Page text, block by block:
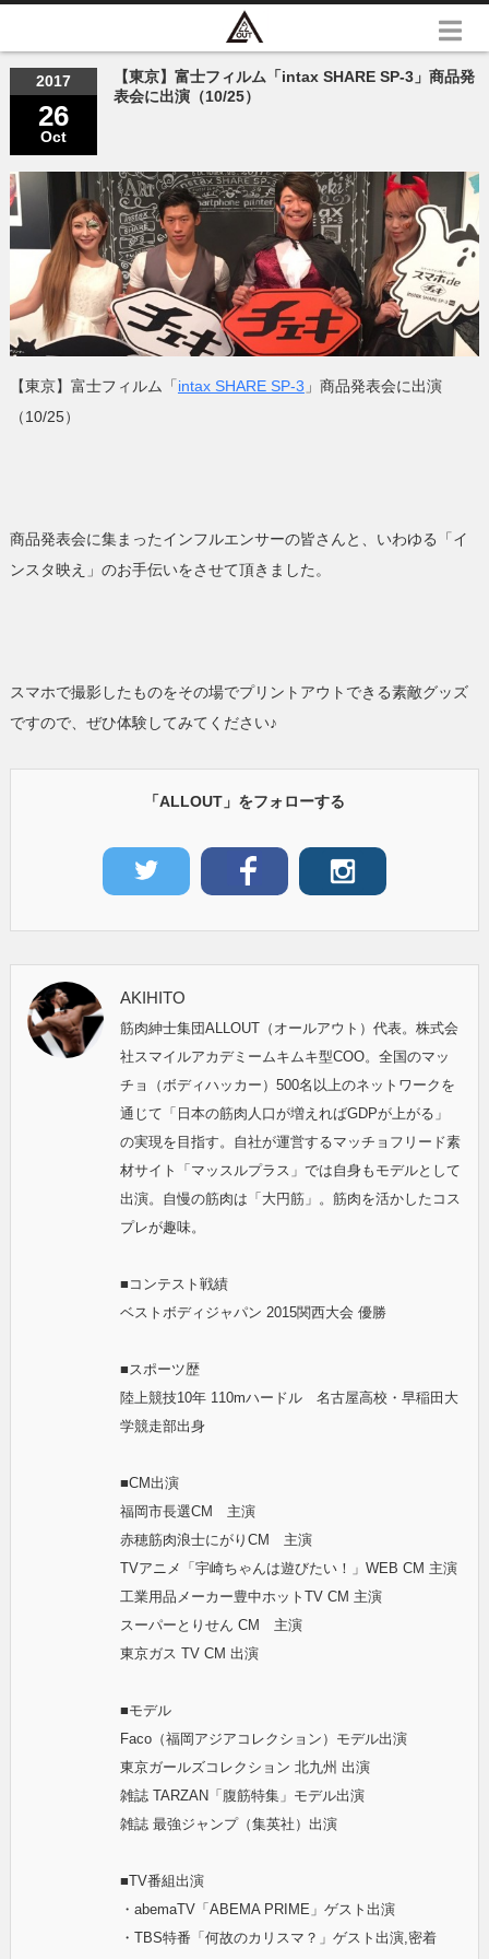
2017
26
Oct
【東京】富士フィルム「intax SHARE SP-3」商品発
表会に出演（10/25）
【東京】富士フィルム「intax SHARE SP-3 」商品発表会に出演
（10/25）
商品発表会に集まったインフルエンサーの皆さんと、いわゆる「イ
ンスタ映え」のお手伝いをさせて頂きました。
スマホで撮影したものをその場でプリントアウトできる素敵グッズ
ですので、ぜひ体験してみてください♪
「ALLOUT」をフォローする
AKIHITO
筋肉紳士集団ALLOUT（オールアウト）代表。株式会
社スマイルアカデミームキムキ型COO。全国のマッ
チョ（ボディハッカー）500名以上のネットワークを
通じて「日本の筋肉人口が増えればGDPが上がる」
の実現を目指す。自社が運営するマッチョフリード素
材サイト「マッスルプラス」では自身もモデルとして
出演。自慢の筋肉は「大円筋」。筋肉を活かしたコス
プレが趣味。
■コンテスト戦績
ベストボディジャパン 2015関西大会 優勝
■スポーツ歴
陸上競技10年 110mハードル 名古屋高校・早稲田大
学競走部出身
■CM出演
福岡市長選CM 主演
赤穂筋肉浪士にがりCM 主演
TVアニメ「宇崎ちゃんは遊びたい！」WEB CM 主演
工業用品メーカー豊中ホットTV CM 主演
スーパーとりせん CM 主演
東京ガス TV CM 出演
■モデル
Faco（福岡アジアコレクション）モデル出演
東京ガールズコレクション 北九州 出演
雑誌 TARZAN「腹筋特集」モデル出演
雑誌 最強ジャンプ（集英社）出演
■TV番組出演
・abemaTV「ABEMA PRIME」ゲスト出演
・TBS特番「何故のカリスマ？」ゲスト出演,密着